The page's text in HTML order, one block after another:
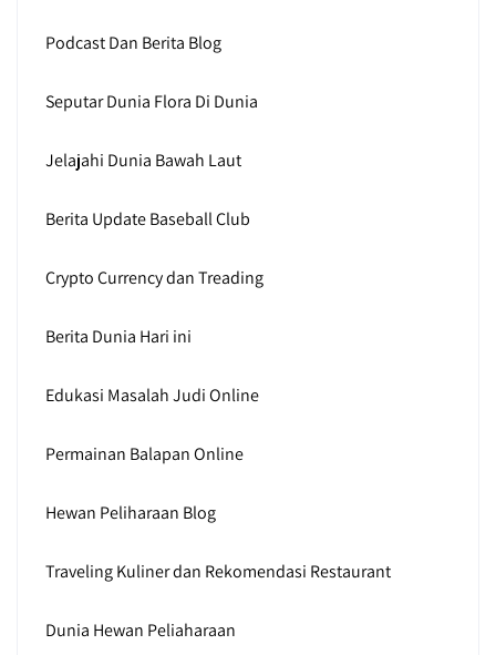
Podcast Dan Berita Blog
Seputar Dunia Flora Di Dunia
Jelajahi Dunia Bawah Laut
Berita Update Baseball Club
Crypto Currency dan Treading
Berita Dunia Hari ini
Edukasi Masalah Judi Online
Permainan Balapan Online
Hewan Peliharaan Blog
Traveling Kuliner dan Rekomendasi Restaurant
Dunia Hewan Peliaharaan